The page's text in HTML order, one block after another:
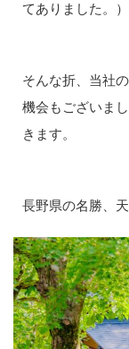
てありました。）
そんな折、当社
機会もございま
きます。
長野県の名勝、